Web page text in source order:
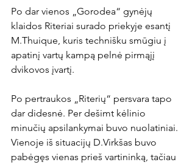
Po dar vienos „Gorodea“ gynėjų
klaidos Riteriai surado priekyje esantį
M.Thuique, kuris technišku smūgiu į
apatinį vartų kampą pelnė pirmąjį
dvikovos įvartį.
Po pertraukos „Riterių“ persvara tapo
dar didesnė. Per dešimt kėlinio
minučių apsilankymai buvo nuolatiniai.
Vienoje iš situacijų D.Virkšas buvo
pabėgęs vienas prieš vartininką, tačiau